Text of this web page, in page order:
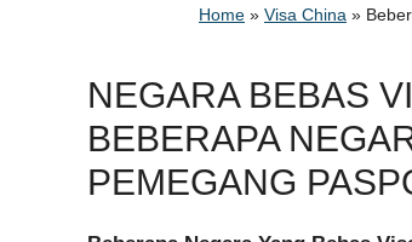
Home » Visa China »
NEGARA BEBAS
BEBERAPA
PEMEGANG